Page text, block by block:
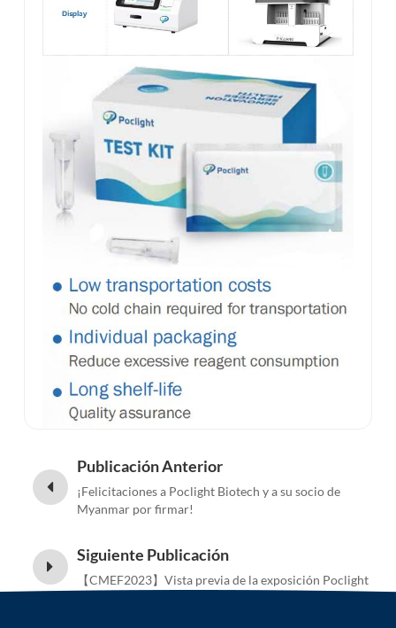
Publicación Anterior
¡Felicitaciones a Poclight Biotech y a su socio de
Myanmar por firmar!
Siguiente Publicación
【CMEF2023】Vista previa de la exposición Poclight